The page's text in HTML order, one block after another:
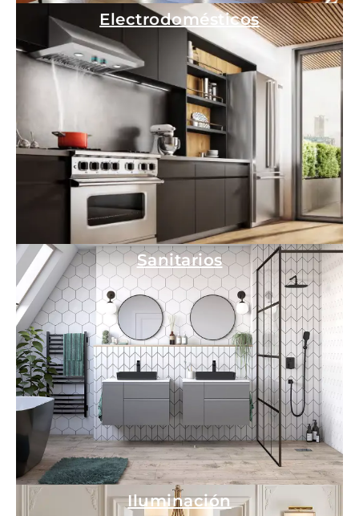
Electrodomésticos
Sanitarios
Iluminación